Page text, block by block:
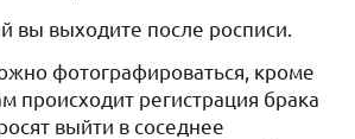
вы выходите после росписи.
фотографироваться, кроме
происходит регистрация брака
выйти в соседнее